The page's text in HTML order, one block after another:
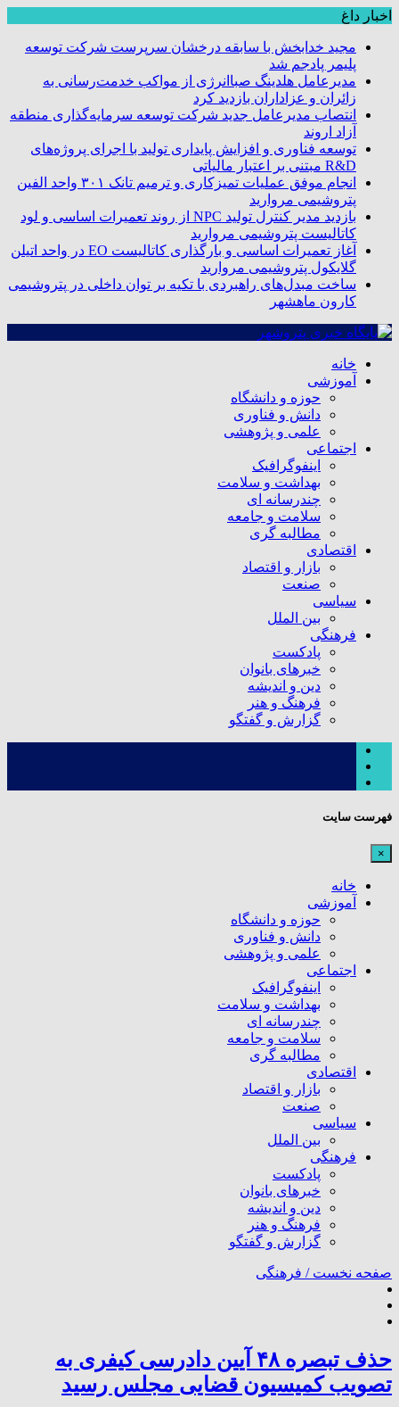
اخبار داغ
مجید خدابخش با سابقه درخشان سرپرست شرکت توسعه
پلیمر پادجم شد
مدیرعامل هلدینگ صباانرژی از مواکب خدمت‌رسانی به
زائران و عزاداران بازدید کرد
انتصاب مدیرعامل جدید شرکت توسعه سرمایه‌گذاری منطقه
آزاد اروند
توسعه فناوری و افزایش پایداری تولید با اجرای پروژه‌های
R&D مبتنی بر اعتبار مالیاتی
انجام موفق عملیات تمیزکاری و ترمیم تانک ۳۰۱ واحد الفین
پتروشیمی مروارید
بازدید مدیر کنترل تولید NPC از روند تعمیرات اساسی و لود
کاتالیست پتروشیمی مروارید
آغاز تعمیرات اساسی و بارگذاری کاتالیست EO در واحد اتیلن
گلایکول پتروشیمی مروارید
ساخت مبدل‌های راهبردی با تکیه بر توان داخلی در پتروشیمی
کارون ماهشهر
خانه
آموزشی
حوزه و دانشگاه
دانش و فناوری
علمی و پژوهشی
اجتماعی
اینفوگرافیک
بهداشت و سلامت
چندرسانه ای
سلامت و جامعه
مطالبه گری
اقتصادی
بازار و اقتصاد
صنعت
سیاسی
بین الملل
فرهنگی
پادکست
خبرهای بانوان
دین و اندیشه
فرهنگ و هنر
گزارش و گفتگو
فهرست سایت
×
خانه
آموزشی
حوزه و دانشگاه
دانش و فناوری
علمی و پژوهشی
اجتماعی
اینفوگرافیک
بهداشت و سلامت
چندرسانه ای
سلامت و جامعه
مطالبه گری
اقتصادی
بازار و اقتصاد
صنعت
سیاسی
بین الملل
فرهنگی
پادکست
خبرهای بانوان
دین و اندیشه
فرهنگ و هنر
گزارش و گفتگو
صفحه نخست / فرهنگی
حذف تبصره ۴۸ آیین دادرسی کیفری به
تصویب کمیسیون قضایی مجلس رسید